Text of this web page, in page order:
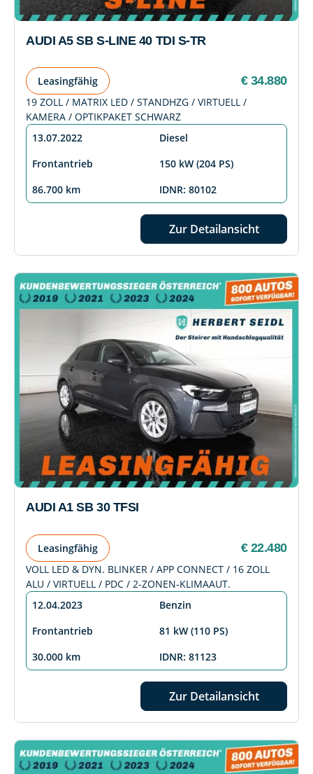
AUDI A5 SB S-LINE 40 TDI S-TR
Leasingfähig € 34.880
19 ZOLL / MATRIX LED / STANDHZG / VIRTUELL /
KAMERA / OPTIKPAKET SCHWARZ
13.07.2022
Diesel
Frontantrieb
150 kW (204 PS)
86.700 km
IDNR: 80102
Zur Detailansicht
AUDI A1 SB 30 TFSI
Leasingfähig € 22.480
VOLL LED & DYN. BLINKER / APP CONNECT / 16 ZOLL
ALU / VIRTUELL / PDC / 2-ZONEN-KLIMAAUT.
12.04.2023
Benzin
Frontantrieb
81 kW (110 PS)
30.000 km
IDNR: 81123
Zur Detailansicht